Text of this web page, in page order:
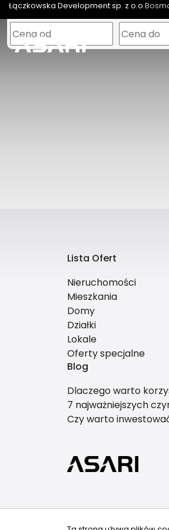
Łączkowska Development sp. z o.o.
Lista Ofert
Nieruchomości
Mieszkania
Domy
Działki
Lokale
Oferty specjalne
Blog
Dlaczego warto
7 najważniejszych
Czy warto